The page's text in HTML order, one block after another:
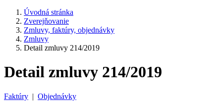
Úvodná stránka
Zverejňovanie
Zmluvy, faktúry, objednávky
Zmluvy
Detail zmluvy 214/2019
Detail zmluvy 214/2019
Faktúry | Objednávky